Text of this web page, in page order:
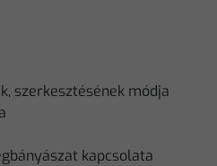
szerkesztésének módja
kapcsolata